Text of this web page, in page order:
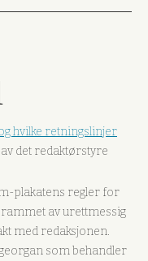
hvilke retningslinjer
det redaktørstyre
plakatens regler for
av urettmessig
med redaksjonen.
som behandler